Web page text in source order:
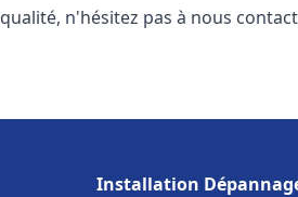
n'hésitez pas à nous
Installation